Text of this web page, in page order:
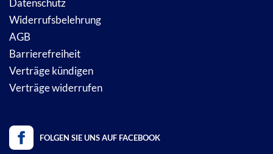
Datenschutz
Widerrufsbelehrung
AGB
Barrierefreiheit
Verträge kündigen
Verträge widerrufen
FOLGEN SIE UNS AUF FACEBOOK